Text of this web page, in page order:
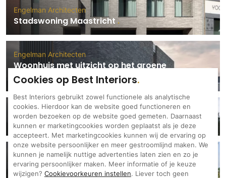
Technologie
Audio/Video
Thuisbioscoop
Domotica
Mirror TV
Fitnessapparatuur
Wifi
Overig
Aannemers Interieur
Akoestiek
Binnenzwembaden
Engelman Architecten
Stadswoning Maastricht
Engelman Architecten
Woonhuis met uitzicht op het groene
buitengebied
Engelman Architecten
Royale villa
Engelman Architecten
Villa met uitgekiende balans
Cookies op Best Interiors
Best Interiors gebruikt zowel functionele als analytische
cookies. Hierdoor kan de website goed functioneren en
worden bezoeken op de website goed gemeten. Daarnaast
kunnen er marketingcookies worden geplaatst als je deze
accepteert. Met marketingcookies kunnen wij de ervaring op
onze website persoonlijker en meer gestroomlijnd maken. We
kunnen je namelijk nuttige advertenties laten zien en zo je
ervaring persoonlijker maken. Meer informatie of je keuze
wijzigen? Cookievoorkeuren instellen. Liever toch geen